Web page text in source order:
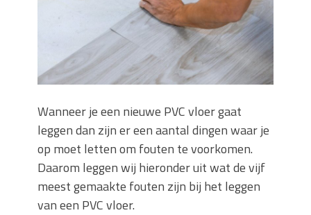
Wanneer is het slim om een
graafmachine te huren in plaats van te
kopen?
Buitenleven, de tuin en een hangmat
kopen
Verbouwen? Sla je inboedel tijdelijk op!
Waar let je op bij het kiezen van een
dakdekkersbedrijf?
Wanneer je een nieuwe PVC vloer gaat
leggen dan zijn er een aantal dingen waar je
op moet letten om fouten te voorkomen.
Daarom leggen wij hieronder uit wat de vijf
meest gemaakte fouten zijn bij het leggen
van een PVC vloer.